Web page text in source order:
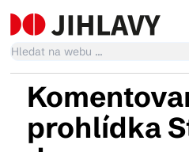
Kalendář akcí
prohlídka